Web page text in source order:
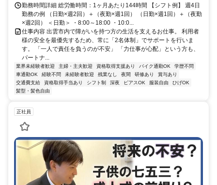
勤務時間詳細 総労働時間：1ヶ月あたり144時間 【シフト例】 週4日
勤務の例 （日勤×週2回）＋（夜勤×週1回） （日勤×週1回）＋（夜勤
×週2回） ＜日勤＞ ・8:00～18:00 ・10:0...
仕事内容 出雲市内で障がいを持つ方の生活を支えるお仕事。 利用者
様の安全を最優先するため、常に「2名体制」でサポートを行いま
す。 「一人で責任を負うのが不安」 「力仕事が心配」という方も、
パートナ...
業界未経験者歓迎 主婦・主夫歓迎 資格取得支援あり バイク通勤OK
学歴不問
車通勤OK
経験不問 未経験者歓迎 残業なし 夜間 研修あり
賞与あり
交通費支給
資格取得手当あり シフト制 深夜 ピアスOK 服装自由
ひげOK
髪型・髪色自由
正社員